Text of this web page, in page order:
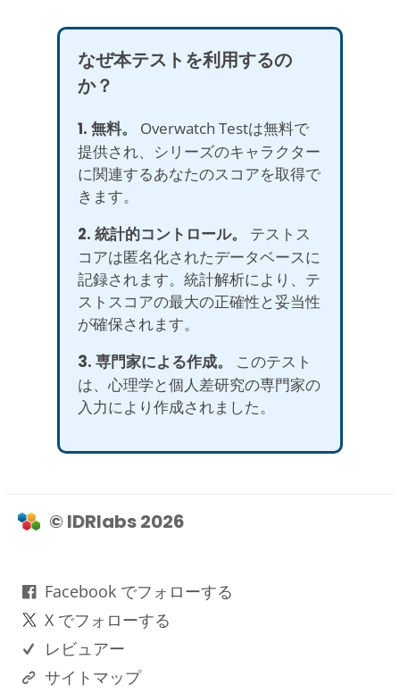
なぜ本テストを利用するの
か？
1. 無料。
Overwatch Testは無料で
提供され、シリーズのキャラクター
に関連するあなたのスコアを取得で
きます。
2. 統計的コントロール。
テストス
コアは匿名化されたデータベースに
記録されます。統計解析により、テ
ストスコアの最大の正確性と妥当性
が確保されます。
3. 専門家による作成。
このテスト
は、心理学と個人差研究の専門家の
入力により作成されました。
© IDRlabs 2026
Facebook でフォローする
X でフォローする
レビュアー
サイトマップ